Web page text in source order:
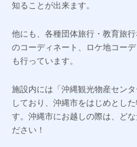
知ることが出来ます。
他にも、各種団体旅行・教育旅
のコーディネート、ロケ地コー
も行っています。
施設内には「沖縄観光物産セン
しており、沖縄市をはじめとし
す。沖縄市にお越しの際は、ど
ださい！